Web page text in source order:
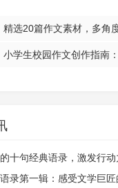
精选20篇作文素材，多角
小学生校园作文创作指南
十句经典语录，激发行
录第一辑：感受文学巨